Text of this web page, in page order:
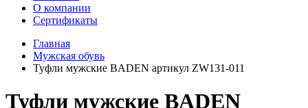
О компании
Сертификаты
Главная
Мужская обувь
Туфли мужские BADEN артикул ZW131-011
Туфли мужские BADEN